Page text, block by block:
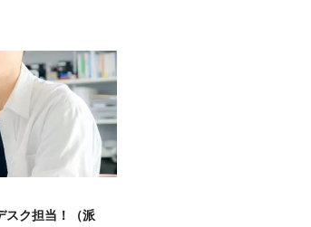
スク担当！（派